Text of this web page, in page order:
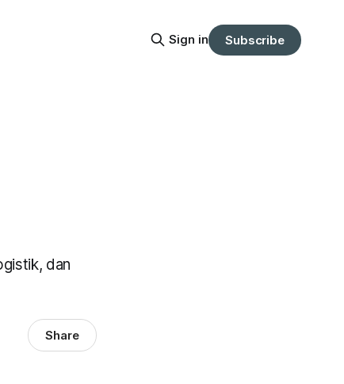
Sign in Subscribe
dan
Share